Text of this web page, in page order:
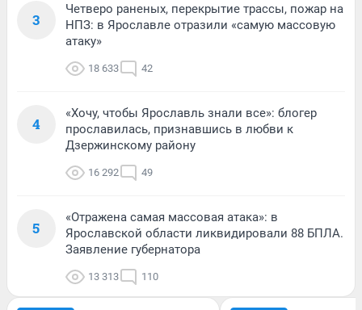
3
Четверо раненых, перекрытие трассы, пожар на
НПЗ: в Ярославле отразили «самую массовую
атаку»
18 633 42
4
«Хочу, чтобы Ярославль знали все»: блогер
прославилась, признавшись в любви к
Дзержинскому району
16 292 49
5
«Отражена самая массовая атака»: в
Ярославской области ликвидировали 88 БПЛА.
Заявление губернатора
13 313 110